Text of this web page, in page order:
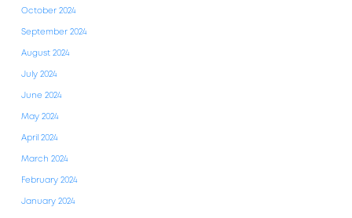
October 2024
September 2024
August 2024
July 2024
June 2024
May 2024
April 2024
March 2024
February 2024
January 2024